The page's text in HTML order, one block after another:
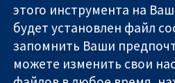
доказательства
Информированные
решения
Во благо
здоровья
W1G 0AN
United
этого инструмента на
будет установлен файл
запомнить Ваши
можете изменить свои